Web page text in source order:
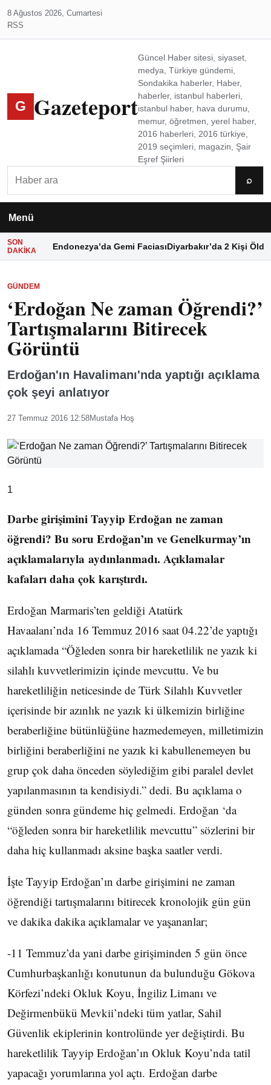
8 Ağustos 2026, Cumartesi
RSS
G Gazeteport
Güncel Haber sitesi, siyaset,
medya, Türkiye gündemi,
Sondakika haberler, Haber,
haberler, istanbul haberleri,
istanbul haber, hava durumu,
memur, öğretmen, yerel haber,
2016 haberleri, 2016 türkiye,
2019 seçimleri, magazin, Şair
Eşref Şiirleri
⌕
Menü
SON
DAKIKA
Endonezya’da Gemi FaciasıDiyarbakır’da 2 Kişi Öldü
GÜNDEM
‘Erdoğan Ne zaman Öğrendi?’
Tartışmalarını Bitirecek
Görüntü
Erdoğan'ın Havalimanı'nda yaptığı açıklama
çok şeyi anlatıyor
27 Temmuz 2016 12:58Mustafa Hoş
1
Darbe girişimini Tayyip Erdoğan ne zaman
öğrendi? Bu soru Erdoğan’ın ve Genelkurmay’ın
açıklamalarıyla aydınlanmadı. Açıklamalar
kafaları daha çok karıştırdı.
Erdoğan Marmaris’ten geldiği Atatürk
Havaalanı’nda 16 Temmuz 2016 saat 04.22’de yaptığı
açıklamada “Öğleden sonra bir hareketlilik ne yazık ki
silahlı kuvvetlerimizin içinde mevcuttu. Ve bu
hareketliliğin neticesinde de Türk Silahlı Kuvvetler
içerisinde bir azınlık ne yazık ki ülkemizin birliğine
beraberliğine bütünlüğüne hazmedemeyen, milletimizin
birliğini beraberliğini ne yazık ki kabullenemeyen bu
grup çok daha önceden söylediğim gibi paralel devlet
yapılanmasının ta kendisiydi.” dedi. Bu açıklama o
günden sonra gündeme hiç gelmedi. Erdoğan ‘da
“öğleden sonra bir hareketlilik mevcuttu” sözlerini bir
daha hiç kullanmadı aksine başka saatler verdi.
İşte Tayyip Erdoğan’ın darbe girişimini ne zaman
öğrendiği tartışmalarını bitirecek kronolojik gün gün
ve dakika dakika açıklamalar ve yaşananlar;
-11 Temmuz’da yani darbe girişiminden 5 gün önce
Cumhurbaşkanlığı konutunun da bulunduğu Gökova
Körfezi’ndeki Okluk Koyu, İngiliz Limanı ve
Değirmenbükü Mevkii’ndeki tüm yatlar, Sahil
Güvenlik ekiplerinin kontrolünde yer değiştirdi. Bu
hareketlilik Tayyip Erdoğan’ın Okluk Koyu’nda tatil
yapacağı yorumlarına yol açtı. Erdoğan darbe